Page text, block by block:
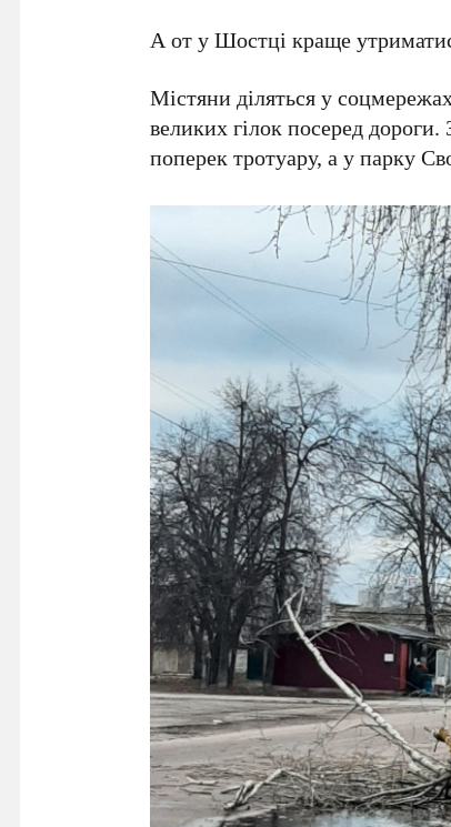
А от у Шостці краще
Містяни діляться у
великих гілок посеред
поперек тротуару, а у парку